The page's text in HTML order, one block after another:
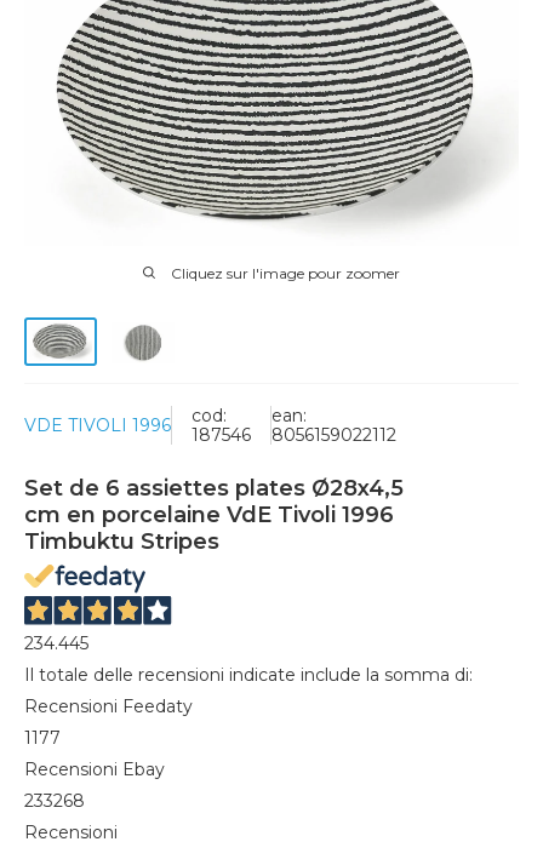
Cliquez sur l'image pour zoomer
VDE TIVOLI 1996
cod:
187546
ean:
8056159022112
Set de 6 assiettes plates Ø28x4,5
cm en porcelaine VdE Tivoli 1996
Timbuktu Stripes
234.445
Il totale delle recensioni indicate include la somma di:
Recensioni Feedaty
1177
Recensioni Ebay
233268
Recensioni